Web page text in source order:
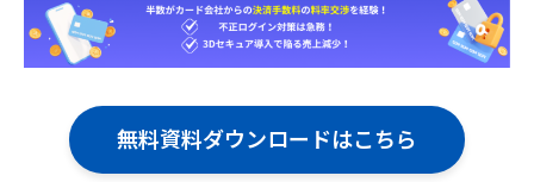
無料資料ダウンロードはこちら